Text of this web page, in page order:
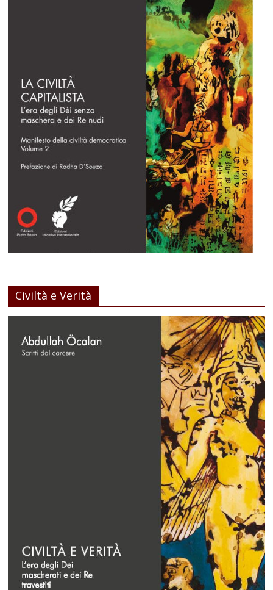
Civiltà e Verità